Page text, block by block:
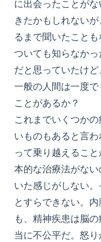
に出会ったことが
きたかもしれない
るまで聞いたこと
ついても知らなか
だと思っていたけ
一般の人間は一度
ことがあるか？
これまでいくつか
いものもあると言
って乗り越えるこ
本的な治療法がな
いた感じがしない
とすらできない。
も、精神疾患は脳
当に不公平だ。怒り